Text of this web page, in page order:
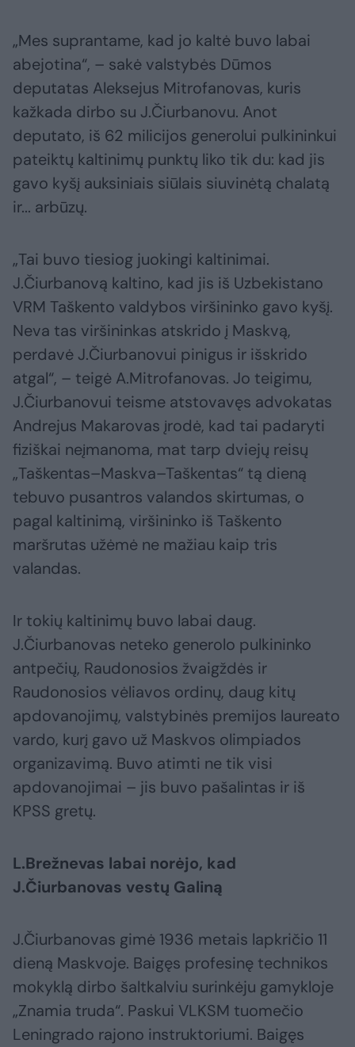
„Mes suprantame, kad jo kaltė buvo labai
abejotina“, – sakė valstybės Dūmos
deputatas Aleksejus Mitrofanovas, kuris
kažkada dirbo su J.Čiurbanovu. Anot
deputato, iš 62 milicijos generolui pulkininkui
pateiktų kaltinimų punktų liko tik du: kad jis
gavo kyšį auksiniais siūlais siuvinėtą chalatą
ir... arbūzų.
„Tai buvo tiesiog juokingi kaltinimai.
J.Čiurbanovą kaltino, kad jis iš Uzbekistano
VRM Taškento valdybos viršininko gavo kyšį.
Neva tas viršininkas atskrido į Maskvą,
perdavė J.Čiurbanovui pinigus ir išskrido
atgal“, – teigė A.Mitrofanovas. Jo teigimu,
J.Čiurbanovui teisme atstovavęs advokatas
Andrejus Makarovas įrodė, kad tai padaryti
fiziškai neįmanoma, mat tarp dviejų reisų
„Taškentas–Maskva–Taškentas“ tą dieną
tebuvo pusantros valandos skirtumas, o
pagal kaltinimą, viršininko iš Taškento
maršrutas užėmė ne mažiau kaip tris
valandas.
Ir tokių kaltinimų buvo labai daug.
J.Čiurbanovas neteko generolo pulkininko
antpečių, Raudonosios žvaigždės ir
Raudonosios vėliavos ordinų, daug kitų
apdovanojimų, valstybinės premijos laureato
vardo, kurį gavo už Maskvos olimpiados
organizavimą. Buvo atimti ne tik visi
apdovanojimai – jis buvo pašalintas ir iš
KPSS gretų.
L.Brežnevas labai norėjo, kad
J.Čiurbanovas vestų Galiną
J.Čiurbanovas gimė 1936 metais lapkričio 11
dieną Maskvoje. Baigęs profesinę technikos
mokyklą dirbo šaltkalviu surinkėju gamykloje
„Znamia truda“. Paskui VLKSM tuomečio
Leningrado rajono instruktoriumi. Baigęs